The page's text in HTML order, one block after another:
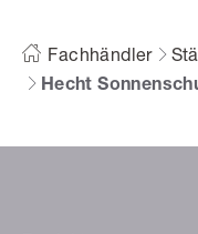
Fachhändler
Hecht